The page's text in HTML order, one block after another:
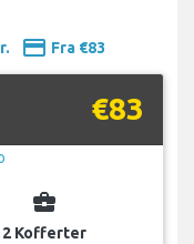
payment Fra €83
€83
business_center
2 Kofferter